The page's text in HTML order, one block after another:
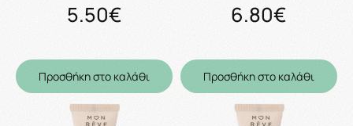
5.50€
Προσθήκη στο καλάθι
6.80€
Προσθήκη στο καλάθι